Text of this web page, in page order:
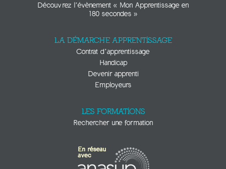
Découvrez l’évènement « Mon Apprentissage en
180 secondes »
LA DÉMARCHE APPRENTISSAGE
Contrat d’apprentissage
Handicap
Devenir apprenti
Employeurs
LES FORMATIONS
Rechercher une formation